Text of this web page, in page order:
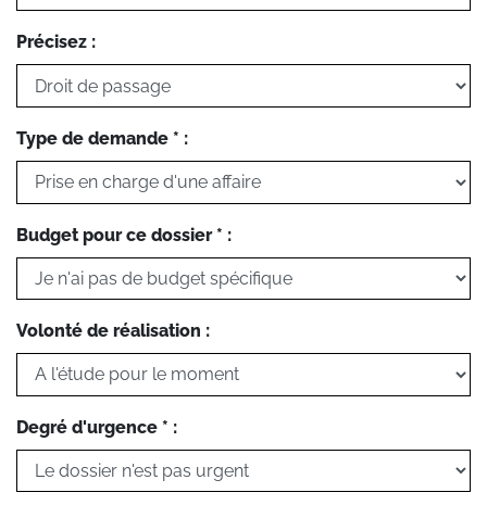
Précisez :
Type de demande * :
Budget pour ce dossier * :
Volonté de réalisation :
Degré d'urgence * :